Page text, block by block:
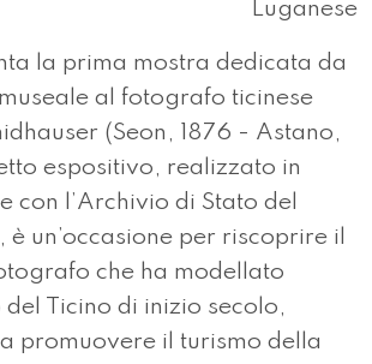
Luganese
la prima mostra dedicata da
al fotografo ticinese
(Seon, 1876 - Astano,
espositivo, realizzato in
con l’Archivio di Stato del
è un’occasione per riscoprire il
che ha modellato
del Ticino di inizio secolo,
promuovere il turismo della